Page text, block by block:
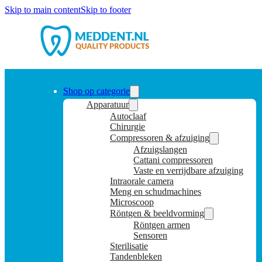
Skip to main contentSkip to footer
Shop op categorie
Apparatuur
Autoclaaf
Chirurgie
Compressoren & afzuiging
Afzuigslangen
Cattani compressoren
Vaste en verrijdbare afzuiging
Intraorale camera
Meng en schudmachines
Microscoop
Röntgen & beeldvorming
Röntgen armen
Sensoren
Sterilisatie
Tandenbleken